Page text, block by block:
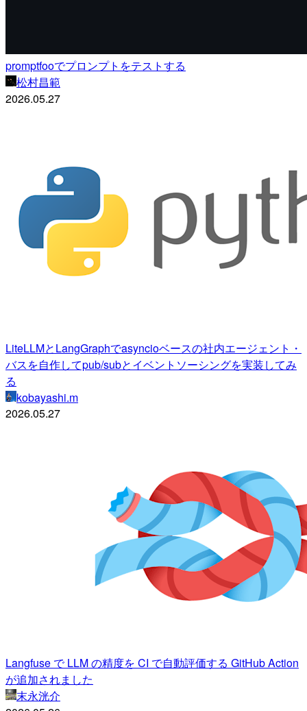
promptfooでプロンプトをテストする
松村昌範
2026.05.27
LiteLLMとLangGraphでasyncioベースの社内エージェント・
バスを自作してpub/subとイベントソーシングを実装してみ
る
kobayashi.m
2026.05.27
Langfuse で LLM の精度を CI で自動評価する GitHub Action
が追加されました
末永洸介